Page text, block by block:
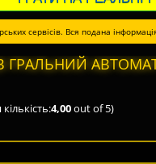
сервісів. Вся подана
АВТОМАТ
4,00out of 5)